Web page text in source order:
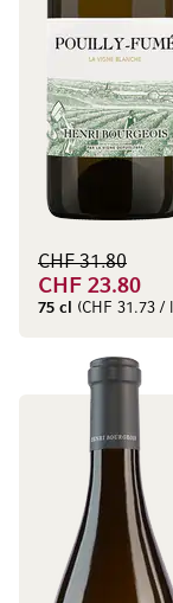
CHF 23.80
CHF 31.80
75 cl (CHF 31.73 /